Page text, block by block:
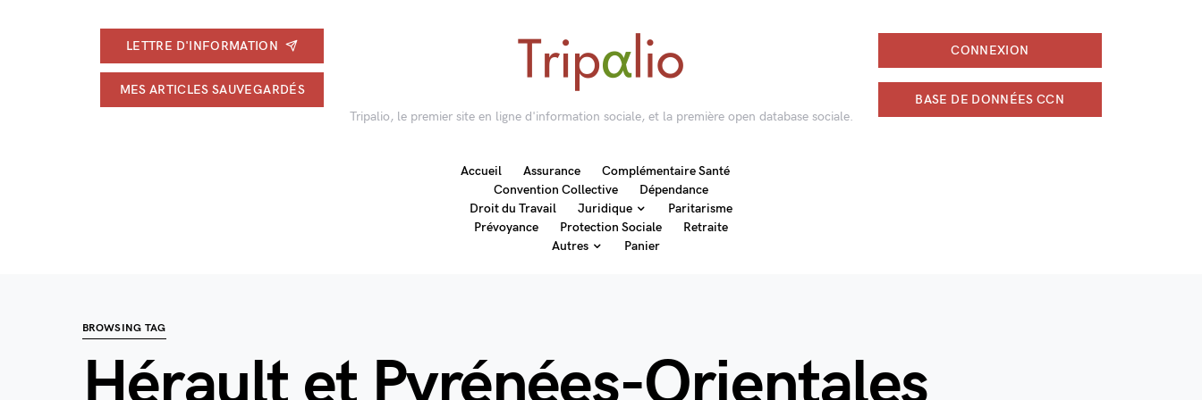
LETTRE D'INFORMATION
MES ARTICLES SAUVEGARDÉS
Tripalio, le premier site en ligne d'information sociale, et la première open database sociale.
CONNEXION
BASE DE DONNÉES CCN
Accueil Assurance
Complémentaire Santé
Convention Collective
Dépendance
Droit du Travail
Juridique
Paritarisme
Prévoyance
Protection Sociale
Retraite
Autres
Panier
BROWSING TAG